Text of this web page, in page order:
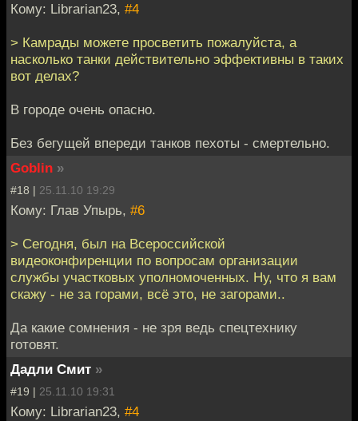
Кому: Librarian23, #4
> Камрады можете просветить пожалуйста, а
насколько танки действительно эффективны в таких
вот делах?
В городе очень опасно.
Без бегущей впереди танков пехоты - смертельно.
Goblin »
#18 | 25.11.10 19:29
Кому: Глав Упырь, #6
> Сегодня, был на Всероссийской
видеоконфиренции по вопросам организации
службы участковых уполномоченных. Ну, что я вам
скажу - не за горами, всё это, не загорами..
Да какие сомнения - не зря ведь спецтехнику
готовят.
Дадли Смит »
#19 | 25.11.10 19:31
Кому: Librarian23, #4